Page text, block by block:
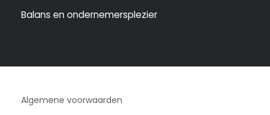
Balans en ondernemersplezier
Algemene voorwaarden